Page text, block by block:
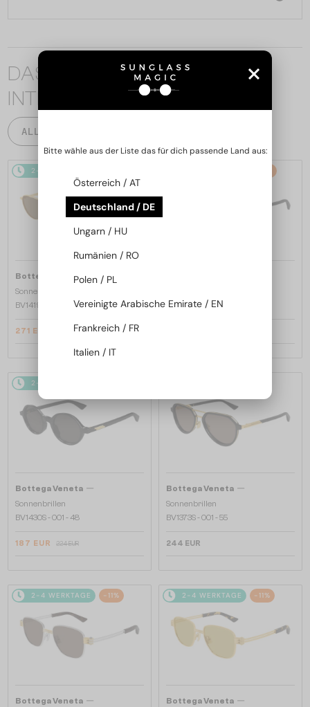
DAS KÖNNTE SIE AUCH
INTERESSIEREN
ALLE PRODUKTE
2-4 WERKTAGE
Bottega Veneta—
Sonnenbrillen
BV1419S - 001 - 56
271 EUR 318 EUR
BV1429S - 001 - 49
2-4 WERKTAGE
Bottega Veneta —
Sonnenbrillen
BV1430S - 001 - 48
187 EUR 224 EUR
Bottega Veneta —
Sonnenbrillen
BV1373S - 001 - 55
244 EUR
2-4 WERKTAGE -11%
Bottega Veneta —
2-4 WERKTAGE -11%
Bottega Veneta —
Bitte wähle aus der Liste das für dich passende Land aus:
Österreich / AT
Deutschland / DE
Ungarn / HU
Rumänien / RO
Polen / PL
Vereinigte Arabische Emirate / EN
Frankreich / FR
Italien / IT